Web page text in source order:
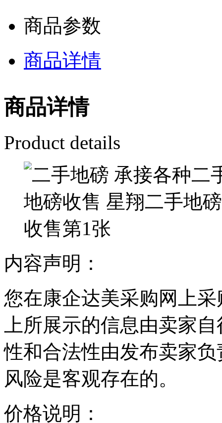
商品参数
商品详情
商品详情
Product details
内容声明：
您在康企达美采购网上
上所展示的信息由卖家
性和合法性由发布卖家
风险是客观存在的。
价格说明：